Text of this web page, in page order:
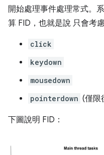
開始處理事件處理常式。
算 FID，也就是說 只會考
click
keydown
mousedown
pointerdown (僅限
下圖說明 FID：